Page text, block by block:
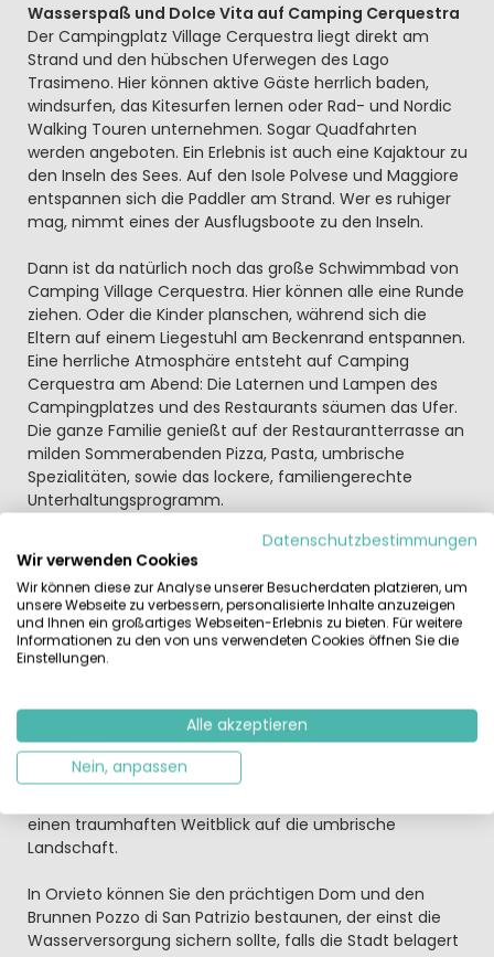
Wasserspaß und Dolce Vita auf Camping Cerquestra
Der Campingplatz Village Cerquestra liegt direkt am
Strand und den hübschen Uferwegen des Lago
Trasimeno. Hier können aktive Gäste herrlich baden,
windsurfen, das Kitesurfen lernen oder Rad- und Nordic
Walking Touren unternehmen. Sogar Quadfahrten
werden angeboten. Ein Erlebnis ist auch eine Kajaktour zu
den Inseln des Sees. Auf den Isole Polvese und Maggiore
entspannen sich die Paddler am Strand. Wer es ruhiger
mag, nimmt eines der Ausflugsboote zu den Inseln.
Dann ist da natürlich noch das große Schwimmbad von
Camping Village Cerquestra. Hier können alle eine Runde
ziehen. Oder die Kinder planschen, während sich die
Eltern auf einem Liegestuhl am Beckenrand entspannen.
Eine herrliche Atmosphäre entsteht auf Camping
Cerquestra am Abend: Die Laternen und Lampen des
Campingplatzes und des Restaurants säumen das Ufer.
Die ganze Familie genießt auf der Restaurantterrasse an
milden Sommerabenden Pizza, Pasta, umbrische
Spezialitäten, sowie das lockere, familiengerechte
Unterhaltungsprogramm.
Natur und Hochkulturen in der Umgebung erkunden
Nach so viel Badefreuden und kulinarischen Genüssen
geht es gut erholt auf Ausflugstour. Besuchen Sie zum
Beispiel den Rathausplatz und den Dom von Siena, der
prachtvollen gotischen Stadt, in der alljährlich das
berühmte Pferderennen Palio stattfindet. Die
ist ebenfalls gut zu erreichen. Oder wandeln Sie auf den
Spuren des Heiligen Franziskus, der im 13. Jahrhundert ein
naturnahes Leben predigte, im mittelalterlichen
Stadtkern von Assisi. Die Stadt thront auf einem Berg. Bei
einen traumhaften Weitblick auf die umbrische
Landschaft.
In Orvieto können Sie den prächtigen Dom und den
Brunnen Pozzo di San Patrizio bestaunen, der einst die
Wasserversorgung sichern sollte, falls die Stadt belagert
Datenschutzbestimmungen
Wir verwenden Cookies
Wir können diese zur Analyse unserer Besucherdaten platzieren, um
unsere Webseite zu verbessern, personalisierte Inhalte anzuzeigen
und Ihnen ein großartiges Webseiten-Erlebnis zu bieten. Für weitere
Informationen zu den von uns verwendeten Cookies öffnen Sie die
Einstellungen.
Alle akzeptieren
Nein, anpassen